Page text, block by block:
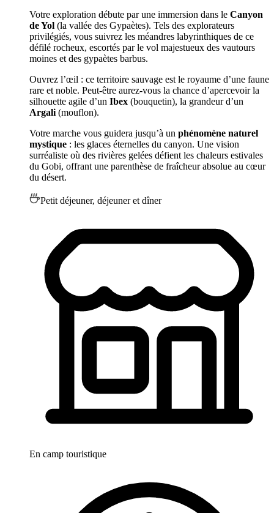
Votre exploration débute par une immersion dans le Canyon
de Yol (la vallée des Gypaètes). Tels des explorateurs
privilégiés, vous suivrez les méandres labyrinthiques de ce
défilé rocheux, escortés par le vol majestueux des vautours
moines et des gypaètes barbus.
Ouvrez l’œil : ce territoire sauvage est le royaume d’une faune
rare et noble. Peut-être aurez-vous la chance d’apercevoir la
silhouette agile d’un Ibex (bouquetin), la grandeur d’un
Argali (mouflon).
Votre marche vous guidera jusqu’à un phénomène naturel
mystique : les glaces éternelles du canyon. Une vision
surréaliste où des rivières gelées défient les chaleurs estivales
du Gobi, offrant une parenthèse de fraîcheur absolue au cœur
du désert.
Petit déjeuner, déjeuner et dîner
En camp touristique